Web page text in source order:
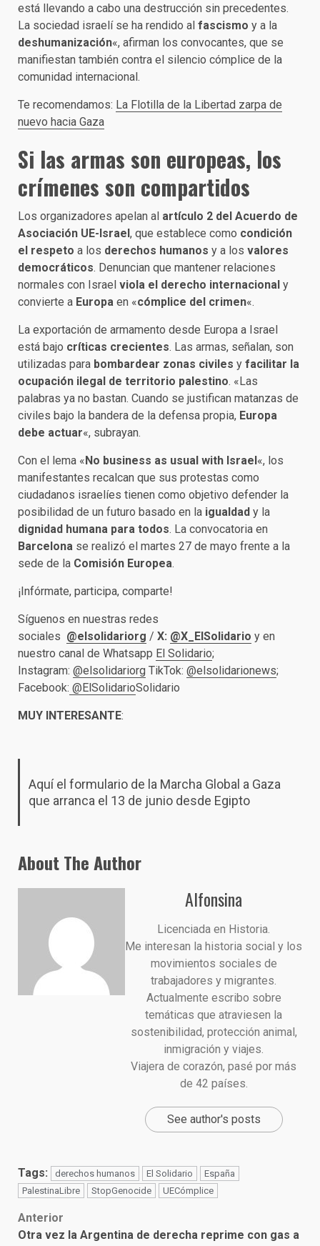
está llevando a cabo una destrucción sin precedentes.
La sociedad israelí se ha rendido al fascismo y a la
deshumanización«, afirman los convocantes, que se
manifiestan también contra el silencio cómplice de la
comunidad internacional.
Te recomendamos: La Flotilla de la Libertad zarpa de
nuevo hacia Gaza
Si las armas son europeas, los
crímenes son compartidos
Los organizadores apelan al artículo 2 del Acuerdo de
Asociación UE-Israel, que establece como condición
el respeto a los derechos humanos y a los valores
democráticos. Denuncian que mantener relaciones
normales con Israel viola el derecho internacional y
convierte a Europa en «cómplice del crimen«.
La exportación de armamento desde Europa a Israel
está bajo críticas crecientes. Las armas, señalan, son
utilizadas para bombardear zonas civiles y facilitar la
ocupación ilegal de territorio palestino. «Las
palabras ya no bastan. Cuando se justifican matanzas de
civiles bajo la bandera de la defensa propia, Europa
debe actuar«, subrayan.
Con el lema «No business as usual with Israel«, los
manifestantes recalcan que sus protestas como
ciudadanos israelíes tienen como objetivo defender la
posibilidad de un futuro basado en la igualdad y la
dignidad humana para todos. La convocatoria en
Barcelona se realizó el martes 27 de mayo frente a la
sede de la Comisión Europea.
¡Infórmate, participa, comparte!
Síguenos en nuestras redes
sociales @elsolidariorg / X: @X_ElSolidario y en
nuestro canal de Whatsapp El Solidario;
Instagram: @elsolidariorg TikTok: @elsolidarionews;
Facebook: @ElSolidarioSolidario
MUY INTERESANTE:
Aquí el formulario de la Marcha Global a Gaza
que arranca el 13 de junio desde Egipto
About The Author
Alfonsina
Licenciada en Historia.
Me interesan la historia social y los
movimientos sociales de
trabajadores y migrantes.
Actualmente escribo sobre
temáticas que atraviesen la
sostenibilidad, protección animal,
inmigración y viajes.
Viajera de corazón, pasé por más
de 42 países.
See author's posts
Tags: derechos humanos El Solidario
España
PalestinaLibre
StopGenocide UECómplice
Post
Anterior
Otra vez la Argentina de derecha reprime con gas a